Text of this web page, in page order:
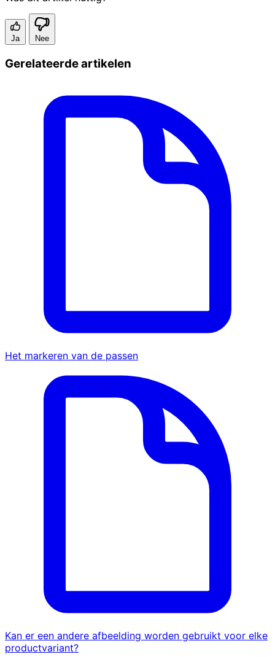
Ja Nee
Gerelateerde artikelen
Het markeren van de passen
Kan er een andere afbeelding worden gebruikt voor elke
productvariant?